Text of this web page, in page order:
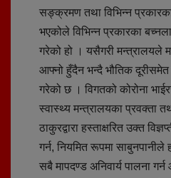
सङ्क्रमण तथा विभिन्न
भएकोले विभिन्न प्रकारका
गरेको हो । यसैगरी मन्त्रालयले
आफ्नो हुँदैन भन्दै भौतिक
गरेको छ । विगतको कोरोना
स्वास्थ्य मन्त्रालयका प्रवक्ता
ठाकुरद्वारा हस्ताक्षरित उक्त
गर्न, नियमित रूपमा
सबै मापदण्ड अनिवार्य पालना